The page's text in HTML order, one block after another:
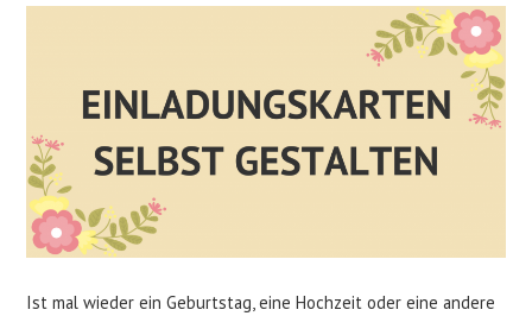
Ist mal wieder ein Geburtstag, eine Hochzeit oder eine andere